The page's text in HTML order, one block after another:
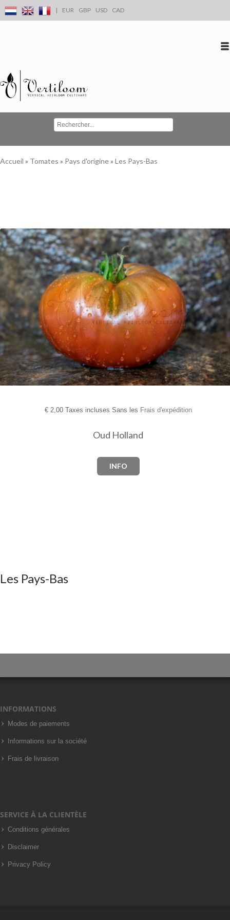
| EUR GBP USD CAD
Accueil » Tomates » Pays d'origine» Les Pays-Bas
€2,00 Taxes incluses Sans les Frais d'expédition
Oud Holland
INFO
Les Pays-Bas
INFORMATIONS
Modes de paiements
Informations sur la société
Frais de livraison
SERVICE À LA CLIENTÈLE
Conditions générales
Disclaimer
Privacy Policy